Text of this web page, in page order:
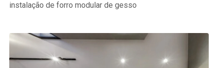
instalação de forro modular de gesso